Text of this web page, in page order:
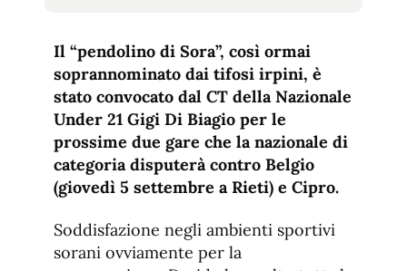
de
fuente
de
fuente.
Il “pendolino di Sora”, così ormai
soprannominato dai tifosi irpini, è
stato convocato dal CT della Nazionale
Under 21 Gigi Di Biagio per le
prossime due gare che la nazionale di
categoria disputerà contro Belgio
(giovedì 5 settembre a Rieti) e Cipro.
Soddisfazione negli ambienti sportivi
sorani ovviamente per la